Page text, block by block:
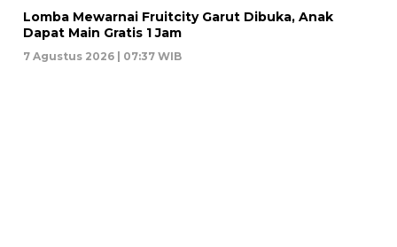
Lomba Mewarnai Fruitcity Garut Dibuka, Anak
Dapat Main Gratis 1 Jam
7 Agustus 2026 | 07:37 WIB